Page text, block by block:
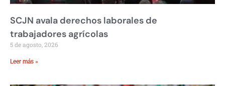
SCJN avala derechos laborales de
trabajadores agrícolas
5 de agosto, 2026
Leer más »